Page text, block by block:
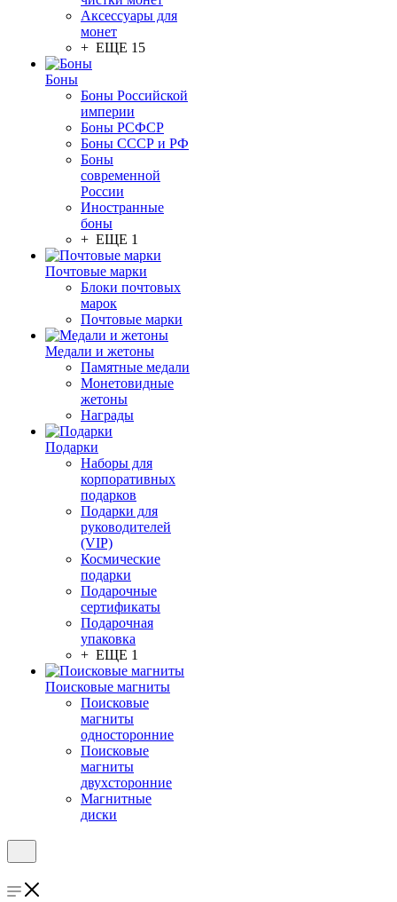
Аксессуары для
монет
+ ЕЩЕ 15
Боны
Боны Российской
империи
Боны РСФСР
Боны СССР и РФ
Боны
современной
России
Иностранные
боны
+ ЕЩЕ 1
Почтовые марки
Блоки почтовых
марок
Почтовые марки
Медали и жетоны
Памятные медали
Монетовидные
жетоны
Награды
Подарки
Наборы для
корпоративных
подарков
Подарки для
руководителей
(VIP)
Космические
подарки
Подарочные
сертификаты
Подарочная
упаковка
+ ЕЩЕ 1
Поисковые магниты
Поисковые
магниты
односторонние
Поисковые
магниты
двухсторонние
Магнитные
диски